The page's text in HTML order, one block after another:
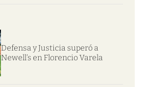
Defensa y Justicia superó a
Newell’s en Florencio Varela